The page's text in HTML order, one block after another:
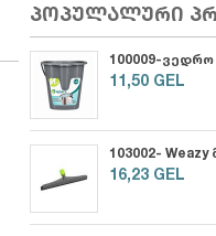
პოპულალური
11,50 GEL
16,23 GEL